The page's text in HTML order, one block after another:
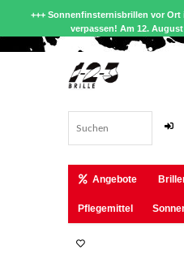
+++ Sonnenfinsternisbrillen vor
verpassen! Am 12.
Angebote
Pflegemittel